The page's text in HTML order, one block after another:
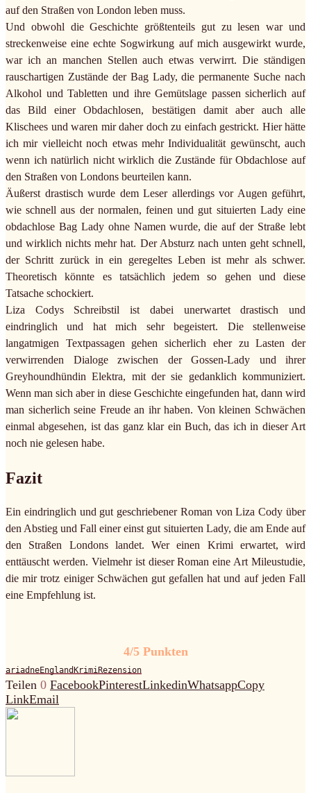
auf den Straßen von London leben muss.
Und obwohl die Geschichte größtenteils gut zu lesen war und
streckenweise eine echte Sogwirkung auf mich ausgewirkt wurde,
war ich an manchen Stellen auch etwas verwirrt. Die ständigen
rauschartigen Zustände der Bag Lady, die permanente Suche nach
Alkohol und Tabletten und ihre Gemütslage passen sicherlich auf
das Bild einer Obdachlosen, bestätigen damit aber auch alle
Klischees und waren mir daher doch zu einfach gestrickt. Hier hätte
ich mir vielleicht noch etwas mehr Individualität gewünscht, auch
wenn ich natürlich nicht wirklich die Zustände für Obdachlose auf
den Straßen von Londons beurteilen kann.
Äußerst drastisch wurde dem Leser allerdings vor Augen geführt,
wie schnell aus der normalen, feinen und gut situierten Lady eine
obdachlose Bag Lady ohne Namen wurde, die auf der Straße lebt
und wirklich nichts mehr hat. Der Absturz nach unten geht schnell,
der Schritt zurück in ein geregeltes Leben ist mehr als schwer.
Theoretisch könnte es tatsächlich jedem so gehen und diese
Tatsache schockiert.
Liza Codys Schreibstil ist dabei unerwartet drastisch und
eindringlich und hat mich sehr begeistert. Die stellenweise
langatmigen Textpassagen gehen sicherlich eher zu Lasten der
verwirrenden Dialoge zwischen der Gossen-Lady und ihrer
Greyhoundhündin Elektra, mit der sie gedanklich kommuniziert.
Wenn man sich aber in diese Geschichte eingefunden hat, dann wird
man sicherlich seine Freude an ihr haben. Von kleinen Schwächen
einmal abgesehen, ist das ganz klar ein Buch, das ich in dieser Art
noch nie gelesen habe.
Fazit
Ein eindringlich und gut geschriebener Roman von Liza Cody über
den Abstieg und Fall einer einst gut situierten Lady, die am Ende auf
den Straßen Londons landet. Wer einen Krimi erwartet, wird
enttäuscht werden. Vielmehr ist dieser Roman eine Art Mileustudie,
die mir trotz einiger Schwächen gut gefallen hat und auf jeden Fall
eine Empfehlung ist.
4/5 Punkten
ariadneEngland KrimiRezension
Teilen 0 FacebookPinterestLinkedinWhatsappCopy
LinkEmail